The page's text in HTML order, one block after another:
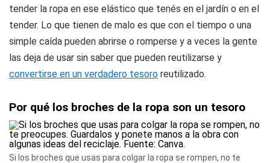
tender la ropa en ese elástico que tenés en el jardín o en el
tender. Lo que tienen de malo es que con el tiempo o una
simple caída pueden abrirse o romperse y a veces la gente
las deja de usar sin saber que pueden reutilizarse y
convertirse en un verdadero tesoro reutilizado.
Por qué los broches de la ropa son un tesoro
Si los broches que usas para colgar la ropa se rompen, no te